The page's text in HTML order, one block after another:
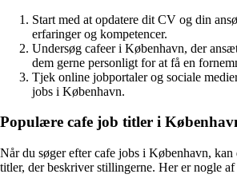
Start med at opdatere dit CV og din
erfaringer og kompetencer.
Undersøg cafeer i København, der
dem gerne personligt for at få en
Tjek online jobportaler og sociale
jobs i København.
Populære cafe job titler i
Når du søger efter cafe jobs i København,
titler, der beskriver stillingerne. Her er nogle